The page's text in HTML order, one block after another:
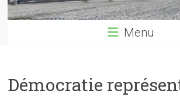
Menu
Démocratie